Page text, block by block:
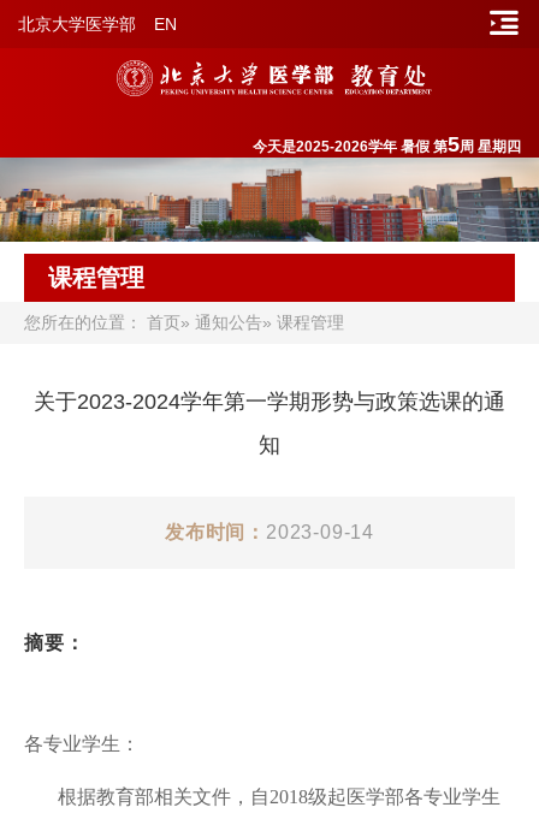
北京大学医学部 EN
今天是2025-2026学年 暑假 第5周 星期四
课程管理
您所在的位置： 首页» 通知公告» 课程管理
关于2023-2024学年第一学期形势与政策选课的通
知
发布时间： 2023-09-14
摘要：
各专业学生：
根据教育部相关文件，自2018级起医学部各专业学生